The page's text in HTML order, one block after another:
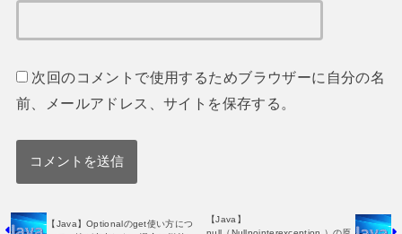
次回のコメントで使用するためブラウザーに自分の名
前、メールアドレス、サイトを保存する。
【Java】Optionalのget使い方につ
【Java】